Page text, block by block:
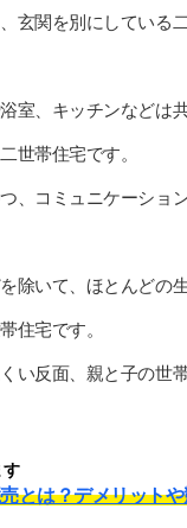
玄関を別にしている
室、キッチンなどは
世帯住宅です。
、コミュニケーショ
除いて、ほとんどの
住宅です。
い反面、親と子の世
す
とは？デメリット